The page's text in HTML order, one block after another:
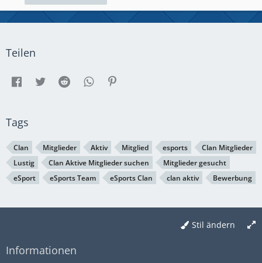
Teilen
Tags
Clan Mitglieder Aktiv Mitglied esports
Clan Mitglieder
Lustig
Clan Aktive Mitglieder suchen
Mitglieder gesucht
eSport
eSports Team eSports Clan clan aktiv Bewerbung
Stil ändern
Informationen